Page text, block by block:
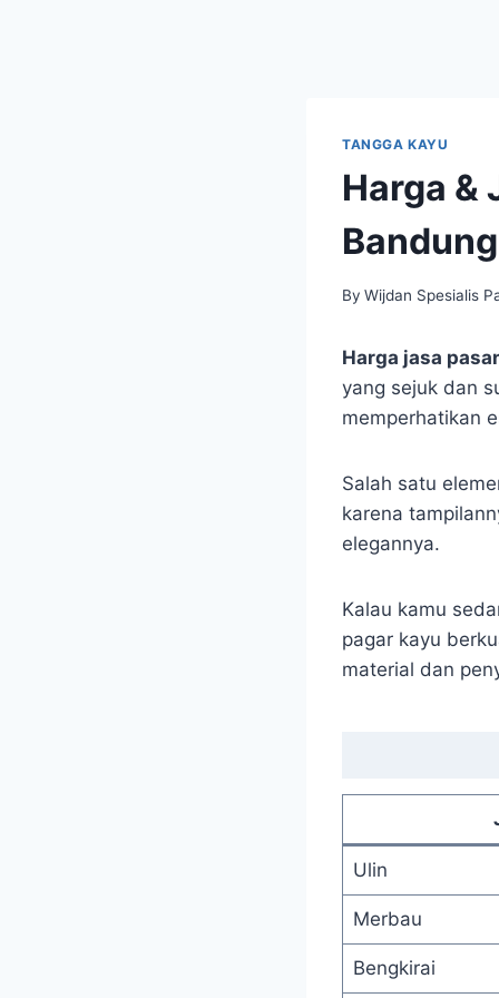
TANGGA KAYU
Harga &
Bandung
By Wijdan Spesialis
Harga jasa
yang sejuk dan
memperhatikan
Salah satu
karena
elegannya.
Kalau kamu
pagar kayu
material dan
Ulin
Merbau
Bengkirai